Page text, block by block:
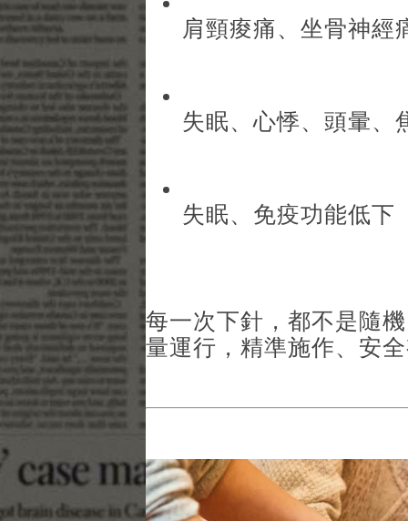
肩頸痠痛、坐骨神經
失眠、心悸、頭暈、
失眠、免疫功能低下
每一次下針，都不是隨
量運行，精準施作、安